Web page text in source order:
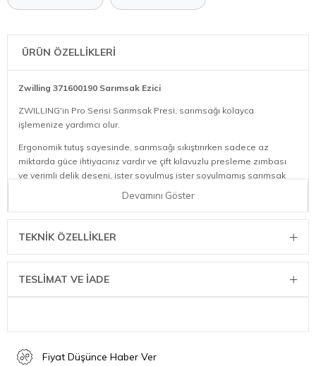
ÜRÜN ÖZELLİKLERİ
Zwilling 371600190 Sarımsak Ezici
ZWILLING'in Pro Serisi Sarımsak Presi, sarımsağı kolayca
işlemenize yardımcı olur.
Ergonomik tutuş sayesinde, sarımsağı sıkıştırırken sadece az
miktarda güce ihtiyacınız vardır ve çift kılavuzlu presleme zımbası
ve verimli delik deseni, ister soyulmuş ister soyulmamış sarımsak
Malzeme, bulaşık makinesinde yıkanabilir ve tatsız olan yüksek
temizlenebilir.
Matteo Thun ve Antonio Rodriguez tarafından minimalist tasarım
Uzunluk: 20 cm
Devamını Göster
TEKNIK ÖZELLIKLER
TESLİMAT VE İADE
Fiyat Düşünce Haber Ver